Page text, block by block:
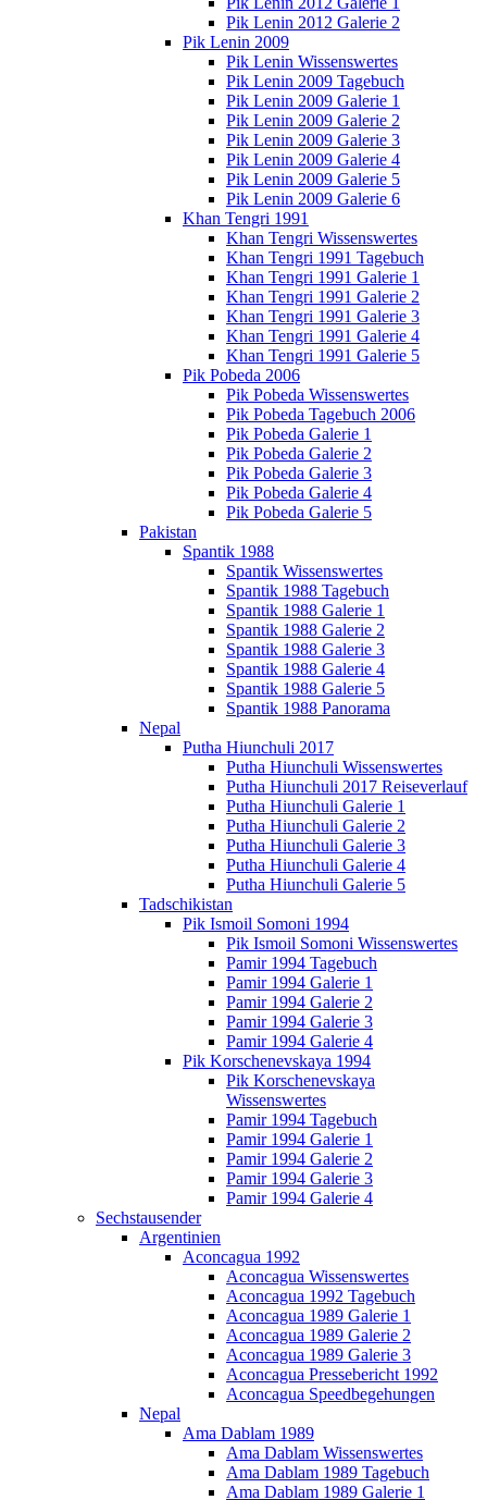
Pik Lenin 2012 Galerie 2
Pik Lenin 2009
Pik Lenin Wissenswertes
Pik Lenin 2009 Tagebuch
Pik Lenin 2009 Galerie 1
Pik Lenin 2009 Galerie 2
Pik Lenin 2009 Galerie 3
Pik Lenin 2009 Galerie 4
Pik Lenin 2009 Galerie 5
Pik Lenin 2009 Galerie 6
Khan Tengri 1991
Khan Tengri Wissenswertes
Khan Tengri 1991 Tagebuch
Khan Tengri 1991 Galerie 1
Khan Tengri 1991 Galerie 2
Khan Tengri 1991 Galerie 3
Khan Tengri 1991 Galerie 4
Khan Tengri 1991 Galerie 5
Pik Pobeda 2006
Pik Pobeda Wissenswertes
Pik Pobeda Tagebuch 2006
Pik Pobeda Galerie 1
Pik Pobeda Galerie 2
Pik Pobeda Galerie 3
Pik Pobeda Galerie 4
Pik Pobeda Galerie 5
Pakistan
Spantik 1988
Spantik Wissenswertes
Spantik 1988 Tagebuch
Spantik 1988 Galerie 1
Spantik 1988 Galerie 2
Spantik 1988 Galerie 3
Spantik 1988 Galerie 4
Spantik 1988 Galerie 5
Spantik 1988 Panorama
Nepal
Putha Hiunchuli 2017
Putha Hiunchuli Wissenswertes
Putha Hiunchuli 2017 Reiseverlauf
Putha Hiunchuli Galerie 1
Putha Hiunchuli Galerie 2
Putha Hiunchuli Galerie 3
Putha Hiunchuli Galerie 4
Putha Hiunchuli Galerie 5
Tadschikistan
Pik Ismoil Somoni 1994
Pik Ismoil Somoni Wissenswertes
Pamir 1994 Tagebuch
Pamir 1994 Galerie 1
Pamir 1994 Galerie 2
Pamir 1994 Galerie 3
Pamir 1994 Galerie 4
Pik Korschenevskaya 1994
Pik Korschenevskaya
Wissenswertes
Pamir 1994 Tagebuch
Pamir 1994 Galerie 1
Pamir 1994 Galerie 2
Pamir 1994 Galerie 3
Pamir 1994 Galerie 4
Sechstausender
Argentinien
Aconcagua 1992
Aconcagua Wissenswertes
Aconcagua 1992 Tagebuch
Aconcagua 1989 Galerie 1
Aconcagua 1989 Galerie 2
Aconcagua 1989 Galerie 3
Aconcagua Pressebericht 1992
Aconcagua Speedbegehungen
Nepal
Ama Dablam 1989
Ama Dablam Wissenswertes
Ama Dablam 1989 Tagebuch
Ama Dablam 1989 Galerie 1